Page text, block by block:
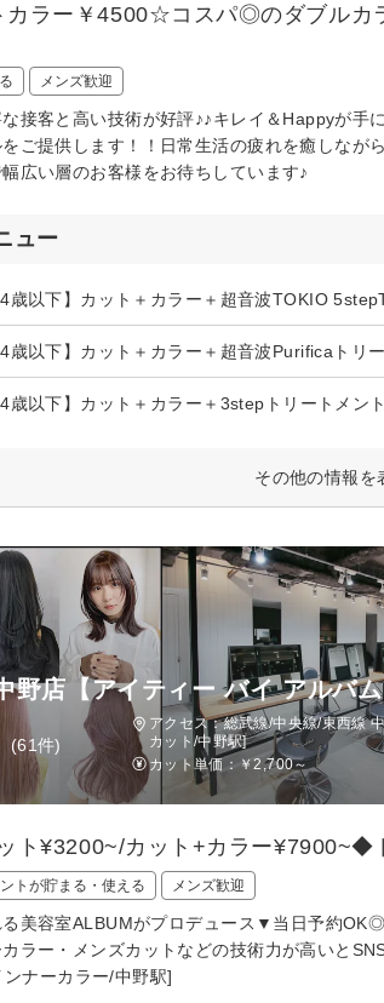
カラー￥4500☆コスパ◎のダブルカ
メンズ歓迎
な接客と高い技術が好評♪♪キレイ＆Happyが
ご提供します！！日常生活の疲れを癒しなが
広い層のお客様をお待ちしています♪
ュー
歳以下】カット＋カラー＋超音波TOKIO
歳以下】カット＋カラー＋超音波Purificaトリ
歳以下】カット＋カラー＋3stepトリートメン
その他の情報を
野店【アイティー バイ アルバ
(61件)
アクセス：総武線/中央線/東西線
カット/中野駅]
カット単価： ￥2,700～
ト¥3200~/カット+カラー¥7900~◆
トが貯まる・使える メンズ歓迎
美容室ALBUMがプロデュース▼当日予約
ラー・メンズカットなどの技術力が高いと
ナーカラー/中野駅]